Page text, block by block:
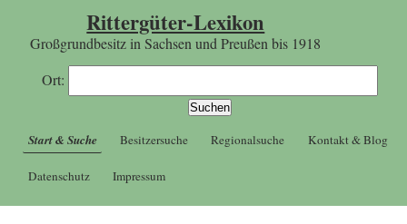
Rittergüter-Lexikon
Großgrundbesitz in Sachsen und Preußen bis 1918
Ort:
Start & Suche Besitzersuche Regionalsuche Kontakt & Blog
Datenschutz Impressum